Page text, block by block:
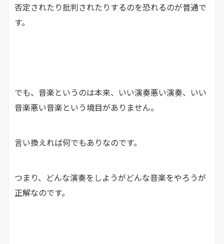
否定されたり批判されたりするのを恐れるのが普通で
す。
でも、音楽というのは本来、いい演奏悪い演奏、いい
音楽悪い音楽という境目がありません。
言い換えれば何でもありなのです。
つまり、どんな演奏をしようがどんな音楽をやろうが
正解なのです。